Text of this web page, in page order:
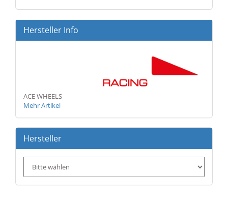
EIN.
Hersteller Info
ACE WHEELS
Mehr Artikel
Hersteller